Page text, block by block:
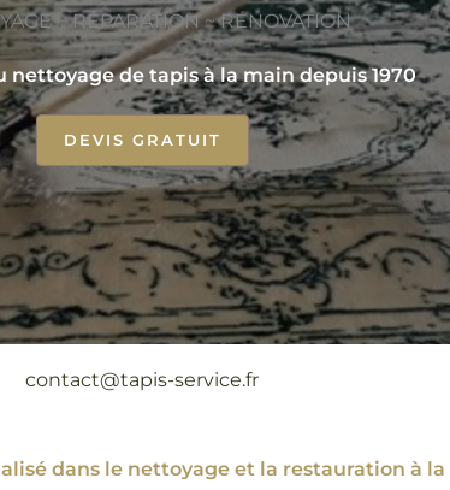
~ RÉPARATION ~ RÉNOVATION
nettoyage de tapis à la main depuis 1970
DEVIS GRATUIT
contact@tapis-service.fr
dans le nettoyage et la restauration à